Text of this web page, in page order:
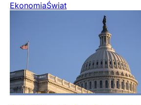
EkonomiaŚwiat